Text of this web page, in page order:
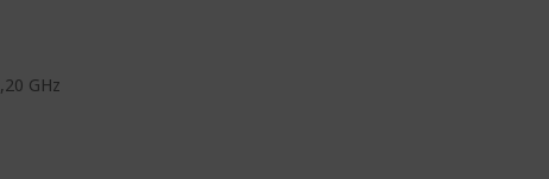
GHz